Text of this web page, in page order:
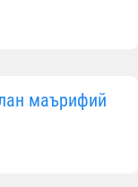
маърифий